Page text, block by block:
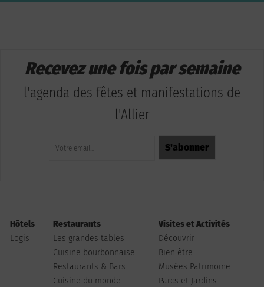
Recevez une fois par semaine
l'agenda des fêtes et manifestations de
l'Allier
Hôtels
Logis
Restaurants
Les grandes tables
Cuisine bourbonnaise
Restaurants & Bars
Cuisine du monde
Visites et Activités
Découvrir
Bien être
Musées Patrimoine
Parcs et Jardins